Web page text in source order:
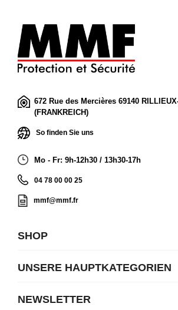
672 Rue des Mercières 69140
(FRANKREICH)
So finden Sie uns
Mo - Fr: 9h-12h30 / 13h30-17h
04 78 00 00 25
mmf@mmf.fr
SHOP
UNSERE HAUPTKATEGORIEN
NEWSLETTER